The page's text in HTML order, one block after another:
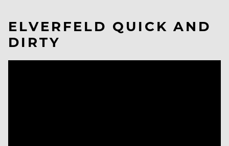
ELVERFELD QUICK AND
DIRTY